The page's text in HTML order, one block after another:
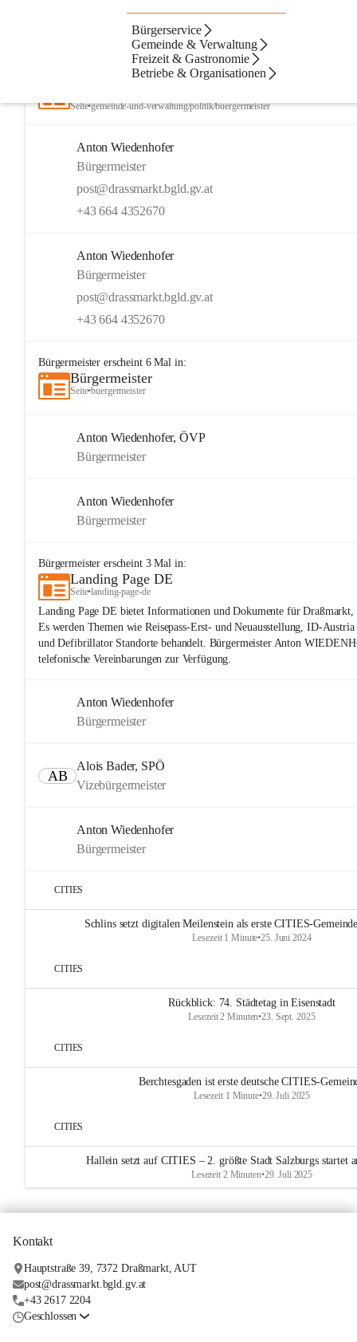
Bürgerservice
Gemeinde & Verwaltung
Freizeit & Gastronomie
Betriebe & Organisationen
Artikel Kontakte
Seite•gemeinde-und-verwaltung/politik/buergermeister
Anton Wiedenhofer
Bürgermeister
post@drassmarkt.bgld.gv.at
+43 664 4352670
Anton Wiedenhofer
Bürgermeister
post@drassmarkt.bgld.gv.at
+43 664 4352670
Bürgermeister erscheint 6Mal in:
Bürgermeister
Seite•buergermeister
Anton Wiedenhofer, ÖVP
Bürgermeister
Anton Wiedenhofer
Bürgermeister
Bürgermeister erscheint 3Mal in:
Landing Page DE
Seite•landing-page-de
Landing Page DE bietet Informationen und Dokumente für
Es werden Themen wie Reisepass-Erst- und Neuausstellung, ID-
und Defibrillator Standorte behandelt. Bürgermeister Anton
telefonische Vereinbarungen zur Verfügung.
Anton Wiedenhofer
Bürgermeister
AB
Alois Bader, SPÖ
Vizebürgermeister
Anton Wiedenhofer
Bürgermeister
CITIES
Schlins setzt digitalen Meilenstein als erste CITIES-
Lesezeit 1 Minute•25. Juni 2024
CITIES
Rückblick: 74. Städtetag in Eisenstadt
Lesezeit 2 Minuten•23. Sept. 2025
CITIES
Berchtesgaden ist erste deutsche CITIES-
Lesezeit 1 Minute•29. Juli 2025
CITIES
Hallein setzt auf CITIES – 2. größte Stadt Salzburgs startet
Lesezeit 2 Minuten•29. Juli 2025
Kontakt
Hauptstraße 39, 7372 Draßmarkt, AUT
post@drassmarkt.bgld.gv.at
+43 2617 2204
Geschlossen